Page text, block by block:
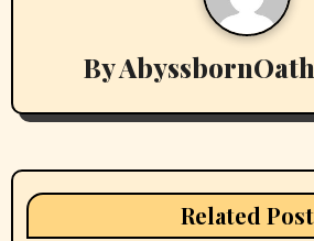
a
t
By
Related Post